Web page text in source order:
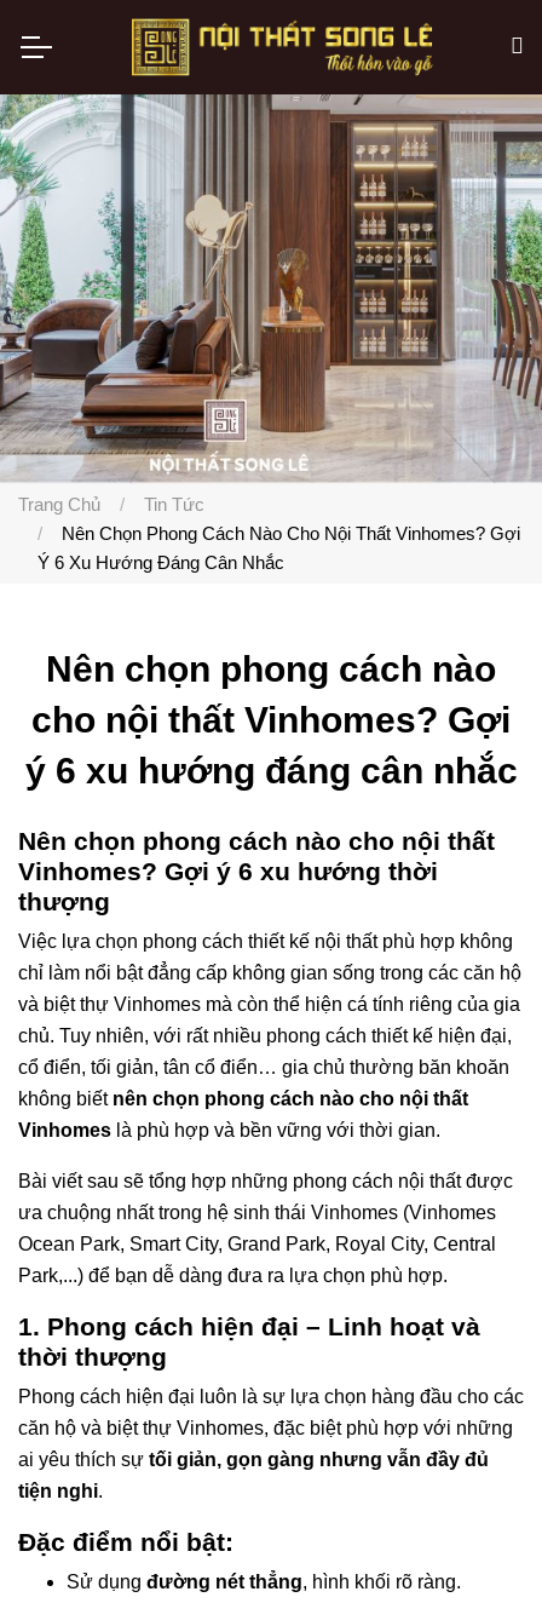
Trang Chủ
Tin Tức
Nên Chọn Phong Cách Nào Cho Nội Thất Vinhomes? Gợi
Ý 6 Xu Hướng Đáng Cân Nhắc
Nên chọn phong cách nào
cho nội thất Vinhomes? Gợi
ý 6 xu hướng đáng cân nhắc
Nên chọn phong cách nào cho nội thất
Vinhomes? Gợi ý 6 xu hướng thời
thượng
Việc lựa chọn phong cách thiết kế nội thất phù hợp không
chỉ làm nổi bật đẳng cấp không gian sống trong các căn hộ
và biệt thự Vinhomes mà còn thể hiện cá tính riêng của gia
chủ. Tuy nhiên, với rất nhiều phong cách thiết kế hiện đại,
cổ điển, tối giản, tân cổ điển… gia chủ thường băn khoăn
không biết nên chọn phong cách nào cho nội thất
Vinhomes là phù hợp và bền vững với thời gian.
Bài viết sau sẽ tổng hợp những phong cách nội thất được
ưa chuộng nhất trong hệ sinh thái Vinhomes (Vinhomes
Ocean Park, Smart City, Grand Park, Royal City, Central
Park,...) để bạn dễ dàng đưa ra lựa chọn phù hợp.
1. Phong cách hiện đại – Linh hoạt và
thời thượng
Phong cách hiện đại luôn là sự lựa chọn hàng đầu cho các
căn hộ và biệt thự Vinhomes, đặc biệt phù hợp với những
ai yêu thích sự tối giản, gọn gàng nhưng vẫn đầy đủ
tiện nghi.
Đặc điểm nổi bật:
Sử dụng đường nét thẳng, hình khối rõ ràng.